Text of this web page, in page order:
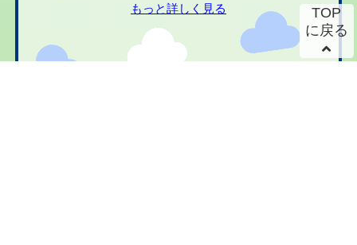
もっと詳しく見る
TOP
に戻る